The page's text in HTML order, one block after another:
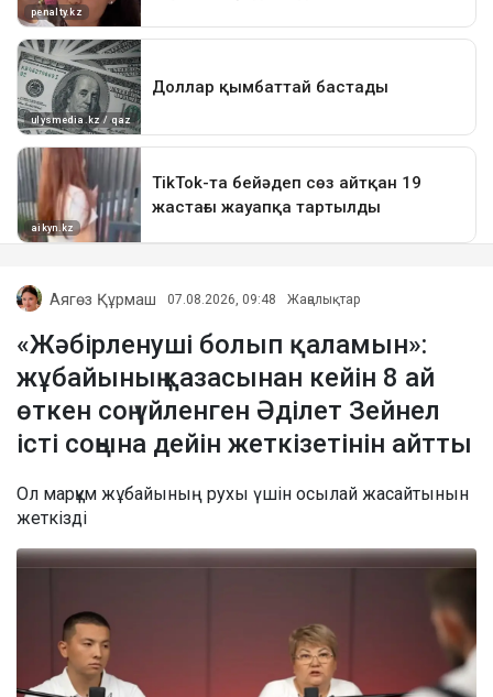
Аягөз Құрмаш 07.08.2026, 09:48 Жаңалықтар
«Жәбірленуші болып қаламын»:
жұбайының қазасынан кейін 8 ай
өткен соң үйленген Әділет Зейнел
істі соңына дейін жеткізетінін айтты
Ол марқұм жұбайының рухы үшін осылай жасайтынын
жеткізді